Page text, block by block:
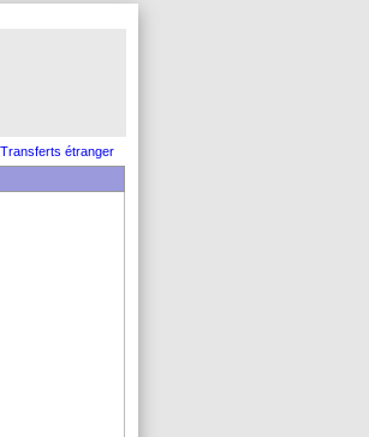
Transferts étranger